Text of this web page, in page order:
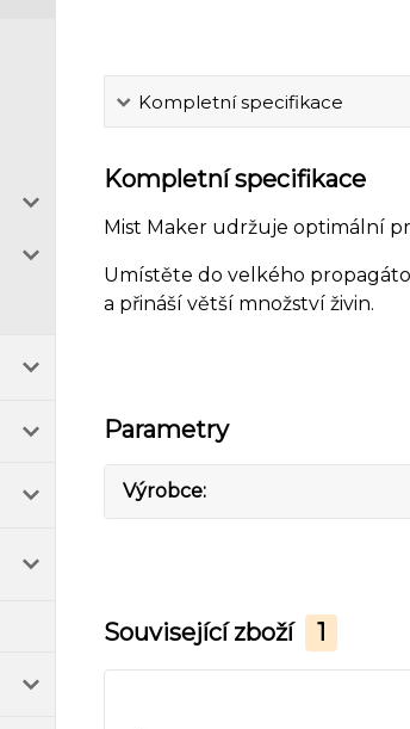
Kompletní specifikace
Kompletní specifikace
Mist Maker udržuje optimální
Umístěte do velkého
a přináší větší množství živin.
Parametry
Výrobce
Související zboží 1